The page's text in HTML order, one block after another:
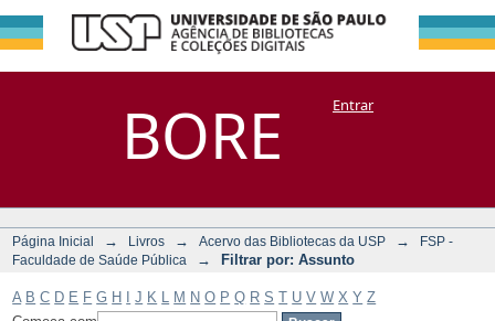
BORE
Filtrar por:
Assunto
DSpace/Manakin + CoriscoEntrar
Página Inicial → Livros → Acervo das Bibliotecas da USP →
FSP -
Faculdade de Saúde Pública
→ Filtrar por: Assunto
A B C D E F G H J K M N O P Q R S T U V W X Y Z